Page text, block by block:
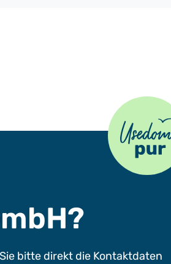
Usedom Pur
bitte direkt die Kontaktdaten